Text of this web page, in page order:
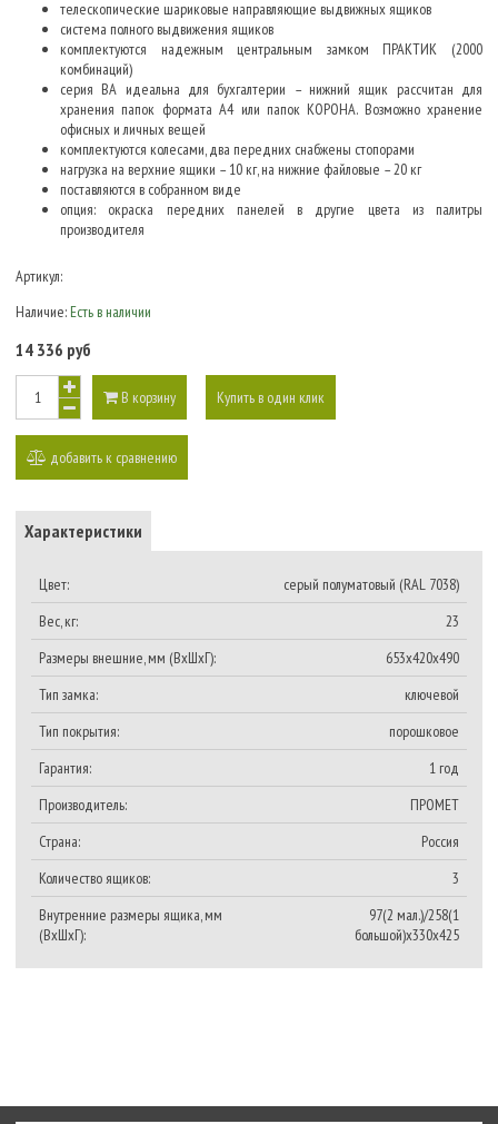
телескопические шариковые направляющие выдвижных ящиков
система полного выдвижения ящиков
комплектуются надежным центральным замком ПРАКТИК (2000
комбинаций)
серия BA идеальна для бухгалтерии – нижний ящик рассчитан для
хранения папок формата А4 или папок КОРОНА. Возможно хранение
офисных и личных вещей
комплектуются колесами, два передних снабжены стопорами
нагрузка на верхние ящики – 10 кг, на нижние файловые – 20 кг
поставляются в собранном виде
опция: окраска передних панелей в другие цвета из палитры
производителя
Артикул:
Наличие: Есть в наличии
14 336 руб
В корзину Купить в один клик
добавить к сравнению
Характеристики
Цвет:
серый полуматовый (RAL 7038)
Вес, кг:
23
Размеры внешние, мм (ВхШхГ):
653x420x490
Тип замка:
ключевой
Тип покрытия:
порошковое
Гарантия:
1 год
Производитель:
ПРОМЕТ
Страна:
Россия
Количество ящиков:
3
Внутренние размеры ящика, мм
(ВхШхГ):
97(2 мал.)/258(1
большой)х330х425